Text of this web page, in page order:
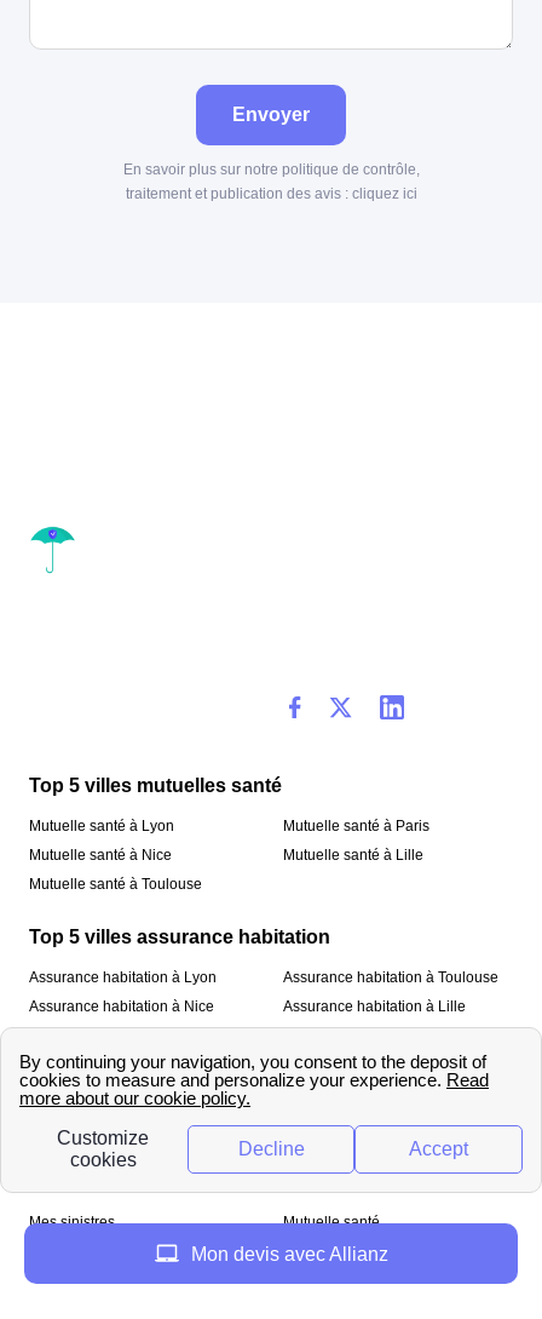
Envoyer
En savoir plus sur notre politique de contrôle,
traitement et publication des avis : cliquez ici
Top 5 villes mutuelles santé
Mutuelle santé à Lyon
Mutuelle santé à Nice
Mutuelle santé à Toulouse
Mutuelle santé à Paris
Mutuelle santé à Lille
Top 5 villes assurance habitation
Assurance habitation à Lyon
Assurance habitation à Nice
Assurance habitation à Toulouse
Assurance habitation à Lille
À propos
Qui sommes-nous ? Mentions légales
Mes sinistres
Assurance habitation
Mutuelle santé
Mon devis avec Allianz